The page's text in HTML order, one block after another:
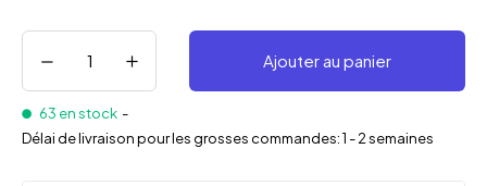
Ajouter au panier
63 en stock -
Délai de livraison pour les grosses commandes: 1 - 2 semaines